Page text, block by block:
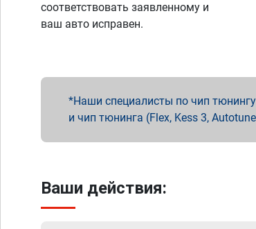
соответствовать заявленному и
ваш авто исправен.
Наши специалисты по чип
и чип тюнинга (Flex, Kess 3,
Ваши действия: